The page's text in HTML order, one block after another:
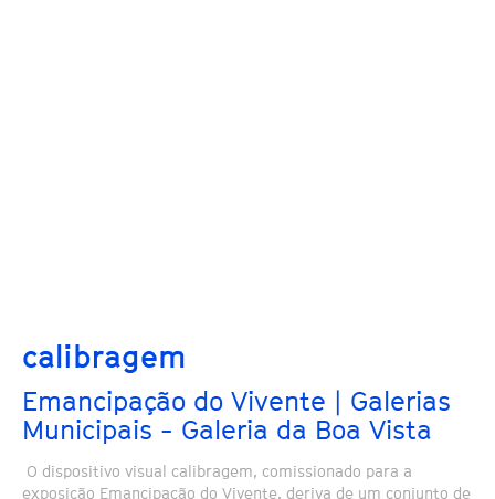
calibragem
Emancipação do Vivente | Galerias
Municipais - Galeria da Boa Vista
O dispositivo visual calibragem, comissionado para a
exposição Emancipação do Vivente, deriva de um conjunto de